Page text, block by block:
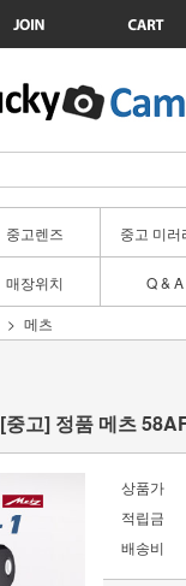
중고렌즈 중고 미러
매장위치
Q & A
메츠
[중고] 정품 메츠
상품가
적립금
배송비